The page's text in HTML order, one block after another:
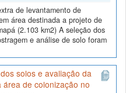
de levantamento de
área destinada a projeto de
(2.103 km2) A seleção dos
e análise de solo foram
solos e avaliação da
de colonização no